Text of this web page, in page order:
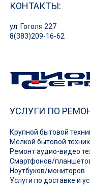
КОНТАКТЫ:
ул. Гоголя 227
8(383)209-16-62
УСЛУГИ ПО
Крупной бытовой
Мелкой бытовой
Ремонт аудио-видео
Смартфонов/
Ноутбуков/мониторов
Услуги по доставке и